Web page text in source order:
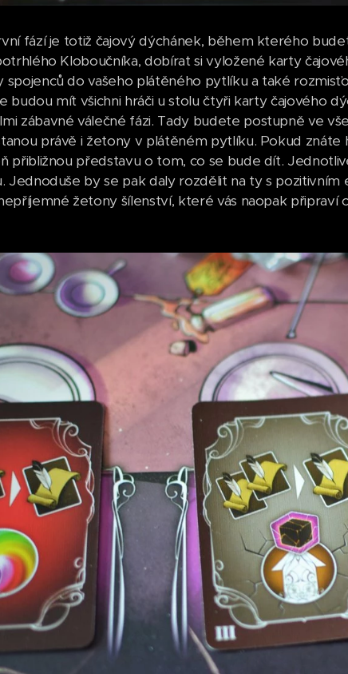
fází je totiž čajový dýchánek, během kterého
Kloboučníka, dobírat si vyložené karty
spojenců do vašeho plátěného pytlíku a také
budou mít všichni hráči u stolu čtyři karty čajového
zábavné válečné fázi. Tady budete postupně ve
právě i žetony v plátěném pytlíku. Pokud znáte
přibližnou představu o tom, co se bude dít.
Jednoduše by se pak daly rozdělit na ty s
žetony šílenství, které vás naopak připraví